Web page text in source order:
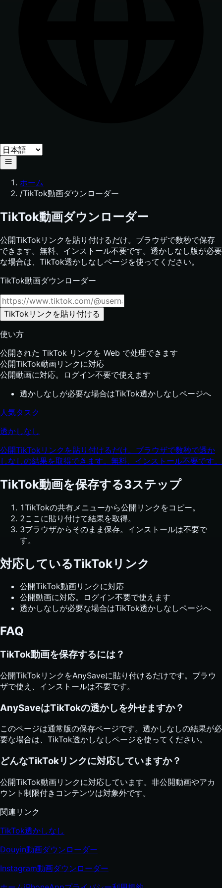
ホーム
/TikTok動画ダウンローダー
TikTok動画ダウンローダー
公開TikTokリンクを貼り付けるだけ。ブラウザで数秒で保存
できます。無料、インストール不要です。透かしなし版が必要
な場合は、TikTok透かしなしページを使ってください。
TikTok動画ダウンローダー
TikTokリンクを貼り付ける
使い方
公開された TikTok リンクを Web で处理できます
公開TikTok動画リンクに対応
公開動画に対応。ログイン不要で使えます
透かしなしが必要な場合はTikTok透かしなしページへ
人気タスク
透かしなし
公開TikTokリンクを貼り付けるだけ。ブラウザで数秒で透か
しなしの結果を取得できます。無料、インストール不要です。
TikTok動画を保存する3ステップ
1TikTokの共有メニューから公開リンクをコピー。
2ここに貼り付けて結果を取得。
3ブラウザからそのまま保存。インストールは不要で
す。
対応しているTikTokリンク
公開TikTok動画リンクに対応
公開動画に対応。ログイン不要で使えます
透かしなしが必要な場合はTikTok透かしなしページへ
FAQ
TikTok動画を保存するには？
公開TikTokリンクをAnySaveに貼り付けるだけです。ブラウ
ザで使え、インストールは不要です。
AnySaveはTikTokの透かしを外せますか？
このページは通常版の保存ページです。透かしなしの結果が必
要な場合は、TikTok透かしなしページを使ってください。
どんなTikTokリンクに対応していますか？
公開TikTok動画リンクに対応しています。非公開動画やアカ
ウント制限付きコンテンツは対象外です。
関連リンク
TikTok透かしなし
Douyin動画ダウンローダー
Instagram動画ダウンローダー